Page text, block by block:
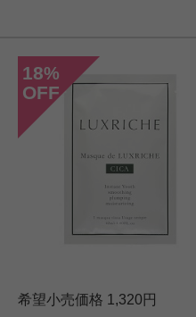
18%
OFF
希望小売価格 1,320円